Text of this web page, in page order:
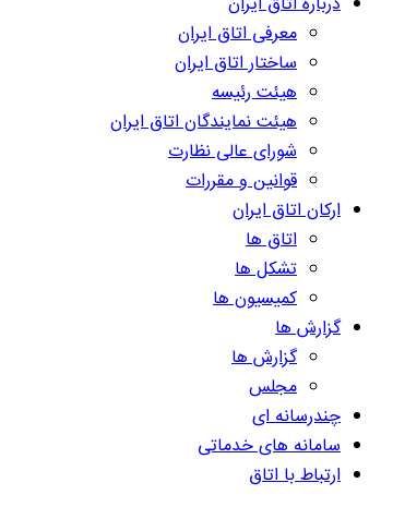
معرفی اتاق ایران
ساختار اتاق ایران
هیئت رئیسه
هیئت نمایندگان اتاق ایران
شورای عالی نظارت
قوانین و مقررات
ارکان اتاق ایران
اتاق ها
تشکل ها
کمیسیون ها
گزارش ها
گزارش ها
مجلس
چندرسانه ای
سامانه های خدماتی
ارتباط با اتاق